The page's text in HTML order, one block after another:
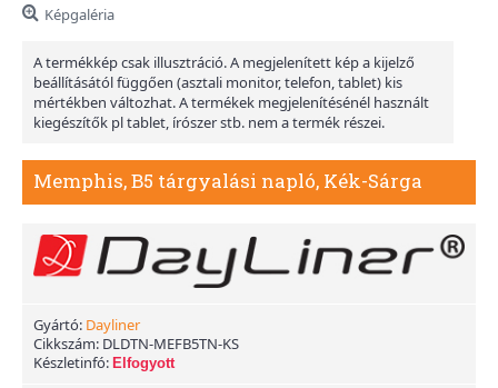
Képgaléria
A termékkép csak illusztráció. A megjelenített kép a kijelző
beállításától függően (asztali monitor, telefon, tablet) kis
mértékben változhat. A termékek megjelenítésénél használt
kiegészítők pl tablet, írószer stb. nem a termék részei.
Memphis, B5 tárgyalási napló, Kék-Sárga
Gyártó: Dayliner
Cikkszám: DLDTN-MEFB5TN-KS
Készletinfó: Elfogyott